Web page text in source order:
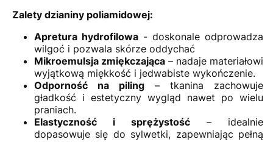
Zalety dzianiny poliamidowej:
Apretura hydrofilowa - doskonale odprowadza
wilgoć i pozwala skórze oddychać
Mikroemulsja zmiękczająca – nadaje materiałowi
wyjątkową miękkość i jedwabiste wykończenie.
Odporność na piling – tkanina zachowuje
gładkość i estetyczny wygląd nawet po wielu
praniach.
Elastyczność i sprężystość – idealnie
dopasowuje się do sylwetki, zapewniając pełną